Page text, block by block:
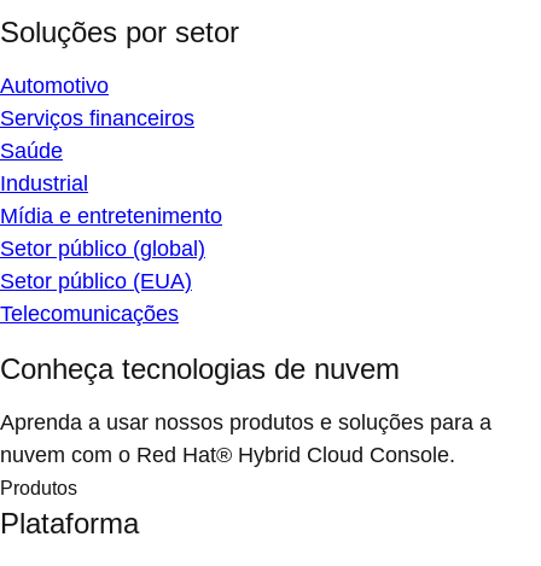
Soluções por setor
Automotivo
Serviços financeiros
Saúde
Industrial
Mídia e entretenimento
Setor público (global)
Setor público (EUA)
Telecomunicações
Conheça tecnologias de nuvem
Aprenda a usar nossos produtos e soluções para a
nuvem com o Red Hat® Hybrid Cloud Console.
Produtos
Plataforma